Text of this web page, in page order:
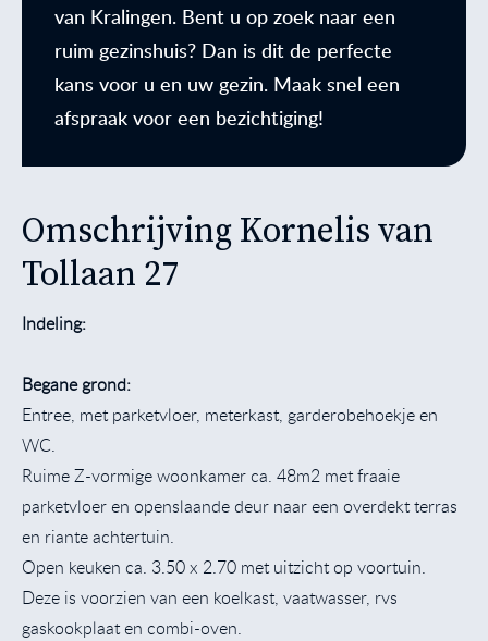
van Kralingen. Bent u op zoek naar een
ruim gezinshuis? Dan is dit de perfecte
kans voor u en uw gezin. Maak snel een
afspraak voor een bezichtiging!
Omschrijving Kornelis van
Tollaan 27
Indeling:
Begane grond:
Entree, met parketvloer, meterkast, garderobehoekje en
WC.
Ruime Z-vormige woonkamer ca. 48m2 met fraaie
parketvloer en openslaande deur naar een overdekt terras
en riante achtertuin.
Open keuken ca. 3.50 x 2.70 met uitzicht op voortuin.
Deze is voorzien van een koelkast, vaatwasser, rvs
gaskookplaat en combi-oven.